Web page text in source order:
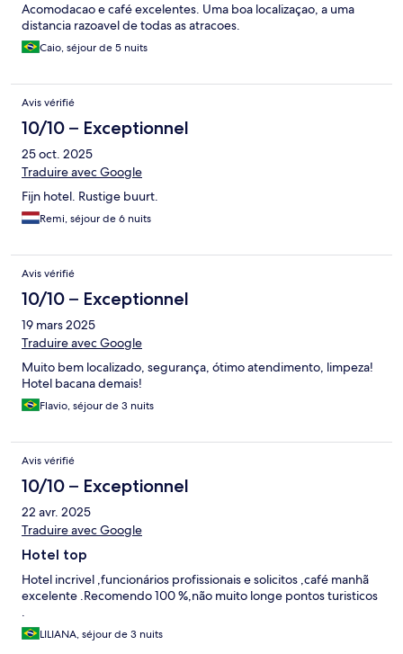
Acomodacao e café excelentes. Uma boa localizaçao, a uma
distancia razoavel de todas as atracoes.
Caio, séjour de 5 nuits
Avis vérifié
10/10 – Exceptionnel
25 oct. 2025
Traduire avec Google
Fijn hotel. Rustige buurt.
Remi, séjour de 6 nuits
Avis vérifié
10/10 – Exceptionnel
19 mars 2025
Traduire avec Google
Muito bem localizado, segurança, ótimo atendimento, limpeza!
Hotel bacana demais!
Flavio, séjour de 3 nuits
Avis vérifié
10/10 – Exceptionnel
22 avr. 2025
Traduire avec Google
Hotel top
Hotel incrivel ,funcionários profissionais e solicitos ,café manhã
excelente .Recomendo 100 %,não muito longe pontos turisticos
.
LILIANA, séjour de 3 nuits